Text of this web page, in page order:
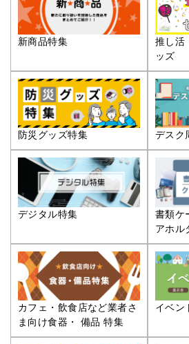
新商品特集
推し活
ッズ
防災グッズ特集 デスク
デジタル特集
書類ケ
アホル
カフェ・飲食店など業者さ
ま向け食器・ 備品 特集
イベン